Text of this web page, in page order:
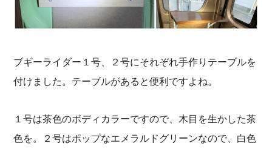
ブギーライダー１号、２号にそれぞれ手作りテーブルを
付けました。テーブルがあると便利ですよね。
１号は茶色のボディカラーですので、木目を生かした茶
色を。２号はポップなエメラルドグリーンなので、白色